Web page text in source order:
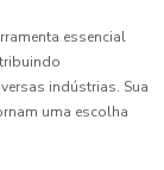
essencial
indústrias. Sua
uma escolha